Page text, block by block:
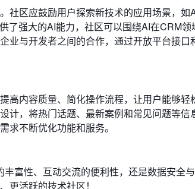
社区应鼓励用户探索新技术的应用场景，如
了强大的AI能力，社区可以围绕AI在CRM领
业与开发者之间的合作，通过开放平台接口
高内容质量、简化操作流程，让用户能够轻
计，将热门话题、最新案例和常见问题等信
求不断优化功能和服务。
富性、互动交流的便利性，还是数据安全
更活跃的技术社区！